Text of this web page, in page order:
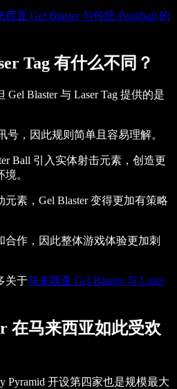
西亚 Gel Blaster 与传统 Paintball 的
Tag 有什么不同？
Blaster 与 Laser Tag 提供的是
号，因此规则简单且容易理解。
Ball 引入实体射击元素，创造更
。
素，Gel Blaster 变得更加有策略
作，因此整体游戏体验更加刺
关于马来西亚 Gel Blaster 与 Laser
在马来西亚如此受欢
Pyramid 开设第四家也是规模最大